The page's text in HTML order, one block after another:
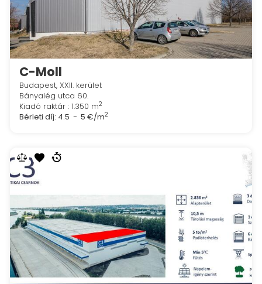
C-Moll
Budapest, XXII. kerület
Bányalég utca 60.
Kiadó raktár : 1.350 m2
Bérleti díj: 4.5 - 5 €/m2